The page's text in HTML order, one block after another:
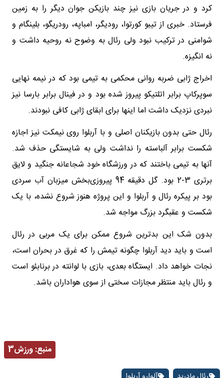
کرد و در جریان بازی نیز چند بازیکن جوان دیگر را به زمین
فرستاد. خبری از تیبو کورتوا، رودیگر، امباپه، رودریگو، بلینگام و
شوامنی در ترکیب نبود ولی رئال به وضوح نه روحیه داشت و
نه انگیزه.
اخراج ژابی ضربه روانی محکمی به تیمی بود که در نیمه نهایی
سوپرکاپ برابر اتلتیکو پیروز شده بود و در فینال برابر بارسا نیز
نبردی نزدیک داشت اما اینها برای ابقای ژابی کافی نبودند.
رئال حتی بدون بازیکنان اصلی و با آربلوا روی نیمکت نیز اجازه
شکست برابر آلباسته را نداشت ولی به شایستگی حذف شد.
آنها به تیمی باختند که در ورزشگاه خود شجاعانه جنگید و لایق
برتری 3-2 بود. گل دقیقه 94 پیروزی‌بخش میزبان آب سردی
بود بر پیکره رئال و آربلوا و این پروژه هنوز شروع نشده، با یک
شکست و عقبگرد بزرگ مواجه شد.
بدون شک این بدترین شروع ممکن برای یک مربی در رئال
است و باید دید آربلوا چگونه تیمش را که غرق در بحران است،
نجات خواهد داد. ایستگاه بعدی، بازی با لوانته در برنابئو است
و رئال باید منتظر مجازات سختی از سوی هواداران باشد.
منبع:ورزش3